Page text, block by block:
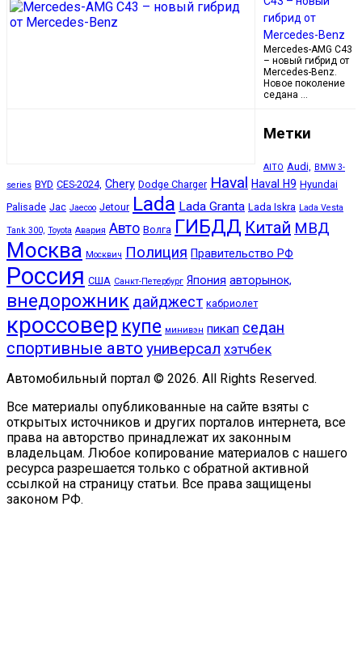
гибрид от
Mercedes-Benz
Mercedes-AMG C43
– новый гибрид от
Mercedes-Benz.
Новое поколение
седана …
Метки
AITO Audi,
BMW 3-
series BYD CES-2024, Chery Dodge Charger Haval Haval H9 Hyundai
Palisade Jac Jaecoo Jetour Lada Lada Granta Lada Iskra Lada Vesta
Tank 300, Toyota Авария Авто Волга ГИБДД Китай МВД
Москва Москвич Полиция Правительство РФ
Россия США Санкт-Петербург Япония авторынок,
внедорожник дайджест кабриолет
кроссовер купе минивэн пикап седан
спортивные авто универсал хэтчбек
Автомобильный портал © 2026. All Rights Reserved.
Все материалы опубликованные на сайте взяты с
открытых источников и других порталов интернета, все
права на авторство принадлежат их законным
владельцам. Любое копирование материалов с нашего
ресурса разрешается только с обратной активной
ссылкой на страницу статьи. Все права защищены
законом РФ.